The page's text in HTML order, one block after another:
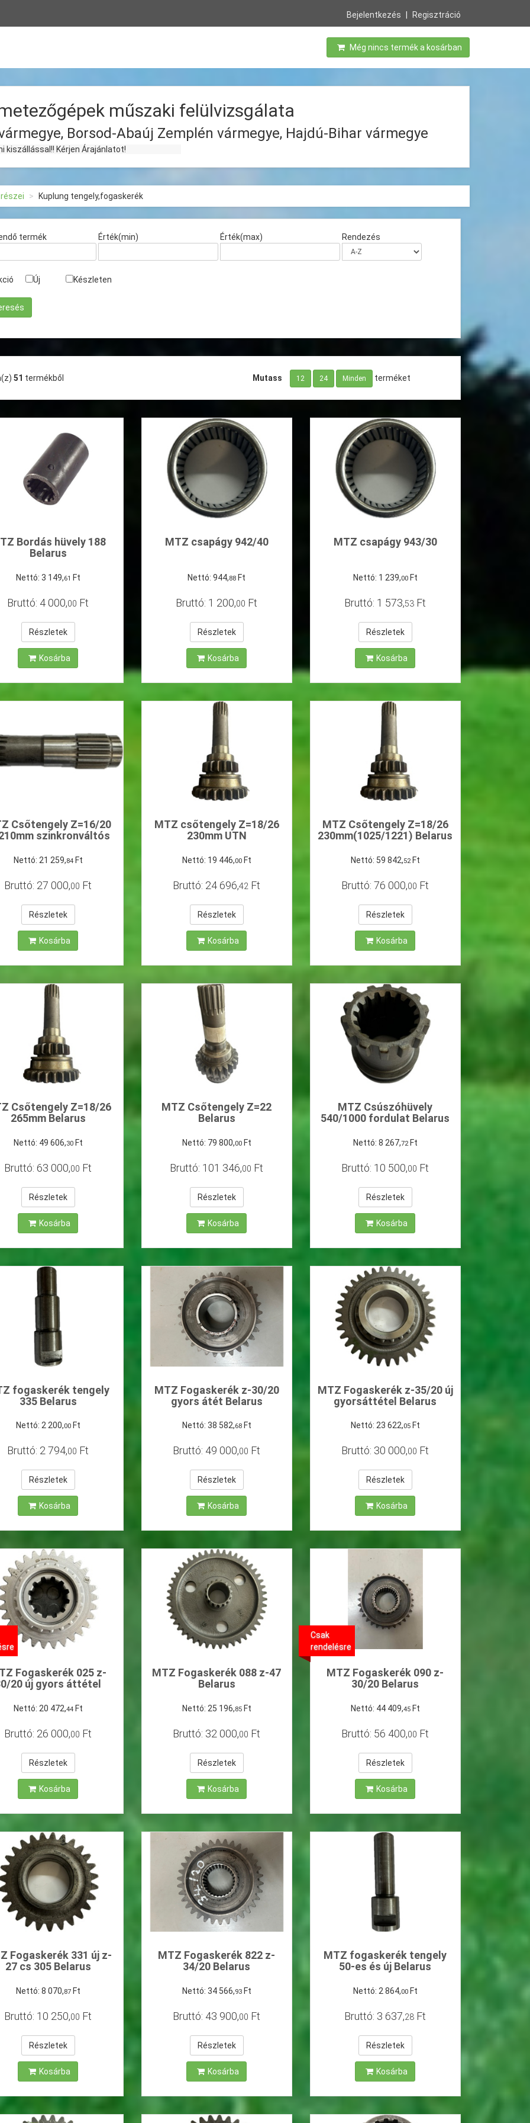
Bejelentkezés Regisztráció
Még nincs termék a kosárban
műszaki felülvizsgálata
Borsod-Abaúj Zemplén vármegye, Hajdú-Bihar vármegye
Kérjen Árajánlatot!
Kuplung tengely,fogaskerék
termék Érték(min) Érték(max) Rendezés
Új Készleten
51 termékből Mutass 12 24 Minden terméket
Bordás hüvely 188
Belarus
Nettó: 3 149,61 Ft
Bruttó: 4 000,00 Ft
Részletek
Kosárba
MTZ csapágy 942/40
Nettó:944,88 Ft
Bruttó: 1 200,00 Ft
Részletek
Kosárba
MTZ csapágy 943/30
Nettó: 1 239,00 Ft
Bruttó: 1 573,53 Ft
Részletek
Kosárba
Csőtengely Z=16/20
szinkronváltós
Nettó: 21 259,84 Ft
Bruttó: 27 000,00 Ft
Részletek
Kosárba
MTZ csőtengely Z=18/26
230mm UTN
Nettó: 19 446,00 Ft
Bruttó: 24 696,42 Ft
Részletek
Kosárba
MTZ Csőtengely Z=18/26
230mm(1025/1221) Belarus
Nettó: 59 842,52 Ft
Bruttó:76 000,00 Ft
Részletek
Kosárba
Csőtengely Z=18/26
265mm Belarus
Nettó: 49 606,30 Ft
Bruttó: 63 000,00 Ft
Részletek
Kosárba
MTZ Csőtengely Z=22
Belarus
Nettó: 79 800,00 Ft
Bruttó: 101 346,00 Ft
Részletek
Kosárba
MTZ Csúszóhüvely
540/1000 fordulat Belarus
Nettó: 8 267,72 Ft
Bruttó: 10 500,00 Ft
Részletek
Kosárba
fogaskerék tengely
335 Belarus
Nettó: 2200,00 Ft
Bruttó: 2 794,00 Ft
Részletek
Kosárba
MTZ Fogaskerék z-30/20
gyors átét Belarus
Nettó: 38 582,68 Ft
Bruttó: 49 000,00 Ft
Részletek
Kosárba
MTZ Fogaskerék z-35/20 új
gyorsáttétel Belarus
Nettó: 23 622,05 Ft
Bruttó: 30 000,00 Ft
Részletek
Kosárba
Fogaskerék 025 z-
20 új gyors áttétel
Nettó: 20 472,44 Ft
Bruttó: 26 000,00 Ft
Részletek
Kosárba
MTZ Fogaskerék 088 z-47
Belarus
Nettó: 25 196,85 Ft
Bruttó: 32 000,00 Ft
Részletek
Kosárba
MTZ Fogaskerék 090 z-
30/20 Belarus
Nettó: 44 409,45 Ft
Bruttó: 56 400,00 Ft
Részletek
Kosárba
Csak
rendelésre
Fogaskerék 331 új z-
27 cs 305 Belarus
Nettó: 8 070,87 Ft
Bruttó: 10 250,00 Ft
Részletek
Kosárba
MTZ Fogaskerék 822 z-
34/20 Belarus
Nettó: 34 566,93 Ft
Bruttó: 43 900,00 Ft
Részletek
Kosárba
MTZ fogaskerék tengely
50-es és új Belarus
Nettó: 2 864,00 Ft
Bruttó: 3 637,28 Ft
Részletek
Kosárba